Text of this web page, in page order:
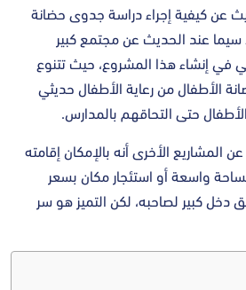
عن كيفية إجراء دراسة جدوى حضانة
عند الحديث عن مجتمع كبير
في إنشاء هذا المشروع، حيث تتنوع
الأطفال من رعاية الأطفال حديثي
حتى التحاقهم بالمدارس.
المشاريع الأخرى أنه بالإمكان إقامته
واسعة أو استئجار مكان بسعر
كبير لصاحبه، لكن التميز هو سر